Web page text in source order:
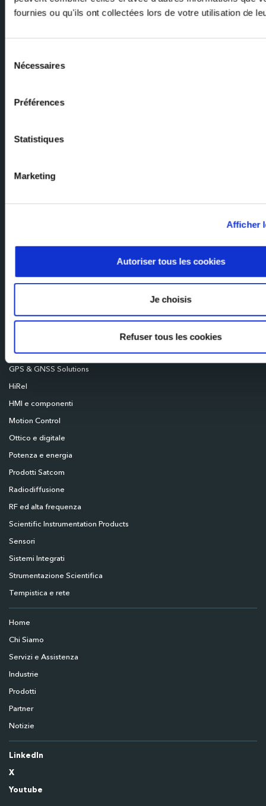
fournies ou qu'ils ont collectées lors de votre utilisation de
Nécessaires
Préférences
Statistiques
Marketing
Afficher
Autoriser tous les cookies
Je choisis
Refuser tous les cookies
E-mail
Chiedi ai nostri esperti
vi risponderemo.
Pagina iniziale del Gruppo Milexia
Connettività
GPS & GNSS Solutions
HiRel
HMI e componenti
Motion Control
Ottico e digitale
Potenza e energia
Prodotti Satcom
Radiodiffusione
RF ed alta frequenza
Scientific Instrumentation Products
Sensori
Sistemi Integrati
Strumentazione Scientifica
Tempistica e rete
Home
Chi Siamo
Servizi e Assistenza
Industrie
Prodotti
Partner
Notizie
LinkedIn
X
Youtube